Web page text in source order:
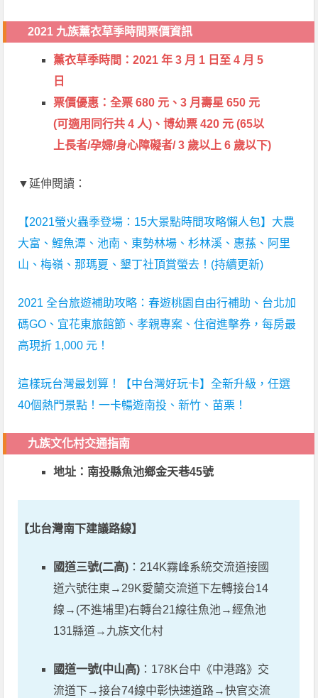
2021 九族薰衣草季時間票價資訊
薰衣草季時間：2021 年 3 月 1 日至 4 月 5
日
票價優惠：全票 680 元、3 月壽星 650 元
(可適用同行共 4 人)、博幼票 420 元 (65以
上長者/孕婦/身心障礙者/ 3 歲以上 6 歲以下)
▼延伸閱讀：
【2021螢火蟲季登場：15大景點時間攻略懶人包】大農
大富、鯉魚潭、池南、東勢林場、杉林溪、惠蓀、阿里
山、梅嶺、那瑪夏、墾丁社頂賞螢去！(持續更新)
2021 全台旅遊補助攻略：春遊桃園自由行補助、台北加
碼GO、宜花東旅館節、孝親專案、住宿進擊券，每房最
高現折 1,000 元！
這樣玩台灣最划算！【中台灣好玩卡】全新升級，任選
40個熱門景點！一卡暢遊南投、新竹、苗栗！
九族文化村交通指南
地址：南投縣魚池鄉金天巷45號
【北台灣南下建議路線】
國道三號(二高) ：214K霧峰系統交流道接國
道六號往東→29K愛蘭交流道下左轉接台14
線→(不進埔里)右轉台21線往魚池→經魚池
131縣道→九族文化村
國道一號(中山高) ：178K台中《中港路》交
流道下→接台74線中彰快速道路→快官交流